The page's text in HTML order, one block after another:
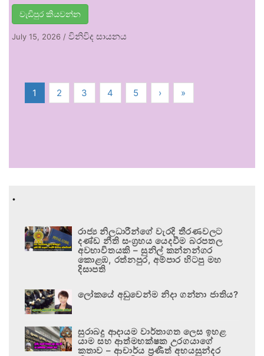
වැඩිපුර කියවන්න
July 15, 2026 / විනිවිද සායනය
1 2 3 4 5 › »
.
රාජ්‍ය නිලධාරීන්ගේ වැරදි තීරණවලට
දණ්ඩ නීති සංග්‍රහය යෙදවීම බරපතල
අවභාවිතයකි – සුනිල් කන්නන්ගර
කොළඹ, රත්නපුර, අම්පාර හිටපු මහ
දිසාපති
ලෝකයේ අඩුවෙන්ම නිදා ගන්නා ජාතිය?
සුරාබදු ආදායම වාර්තාගත ලෙස ඉහළ
යාම සහ ආත්මභක්ෂක උරගයාගේ
කතාව – ආචාර්ය ප්‍රණීත් අභයසුන්දර